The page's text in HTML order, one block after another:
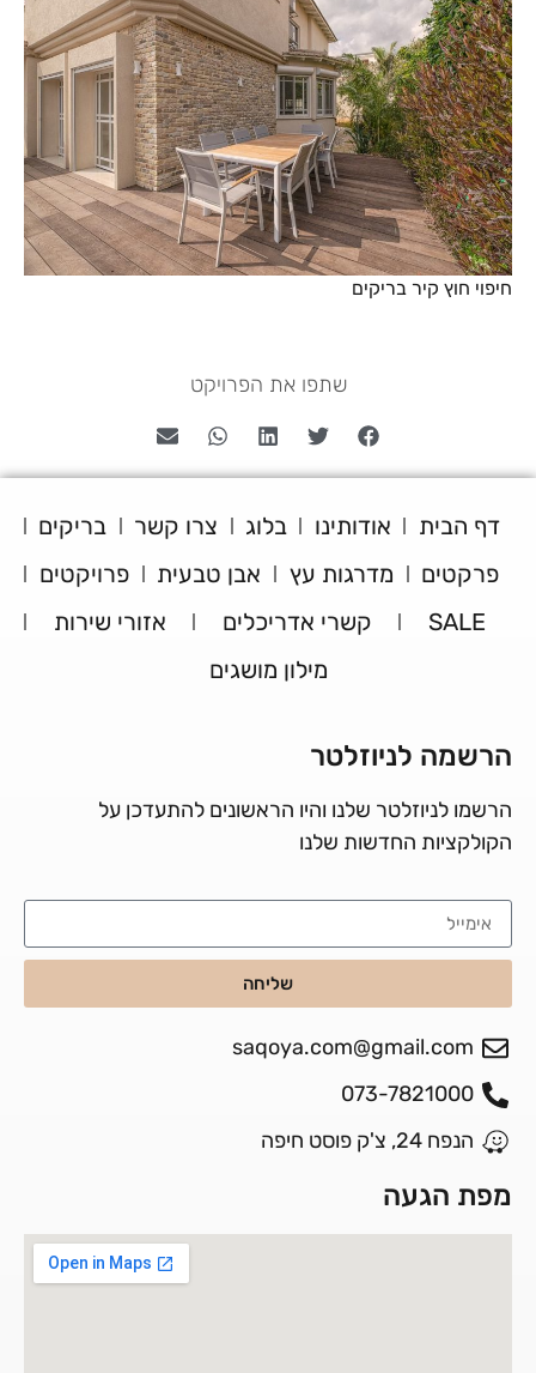
חיפוי חוץ קיר בריקים
שתפו את הפרויקט
דף הבית אודותינו בלוג צרו קשר
בריקים
פרקטים
מדרגות עץ אבן טבעית
פרויקטים
SALE
קשרי אדריכלים
אזורי שירות
מילון מושגים
הרשמה לניוזלטר
הרשמו לניוזלטר שלנו והיו הראשונים להתעדכן על
הקולקציות החדשות שלנו
שליחה
saqoya.com@gmail.com
073-7821000
הנפח 24, צ'ק פוסט חיפה
מפת הגעה